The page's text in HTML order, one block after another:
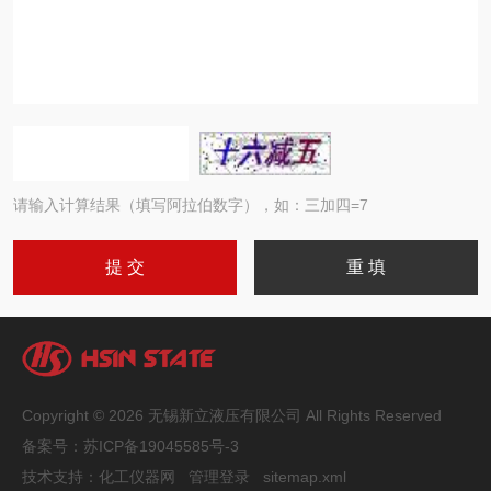
请输入计算结果（填写阿拉伯数字），如：三加四=7
Copyright © 2026 无锡新立液压有限公司 All Rights Reserved
备案号： 苏ICP备19045585号-3
技术支持： 化工仪器网 管理登录 sitemap.xml